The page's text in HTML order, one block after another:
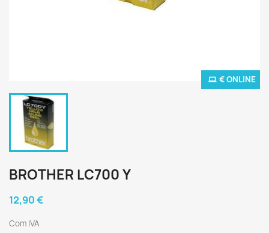
€ ONLINE
BROTHER LC700 Y
12,90 €
Com IVA